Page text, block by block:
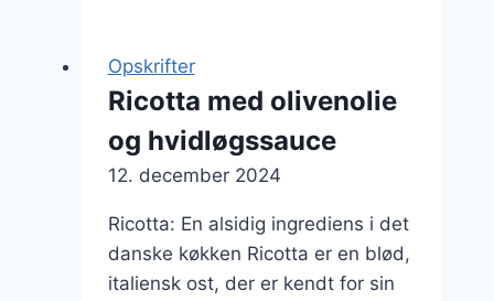
Opskrifter
Ricotta med olivenolie
og hvidløgssauce
12. december 2024
Ricotta: En alsidig ingrediens i det
danske køkken Ricotta er en blød,
italiensk ost, der er kendt for sin